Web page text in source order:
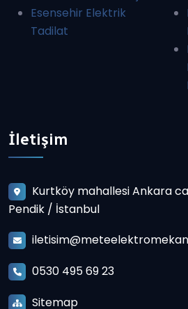
Esensehir Elektrik
Tadilat
İletişim
Kurtköy mahallesi Ankara
Pendik / İstanbul
0530 495 69 23
Sitemap